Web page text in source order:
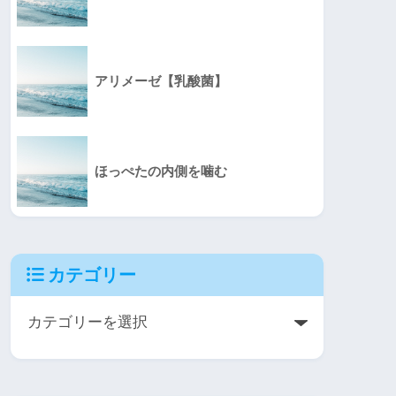
アリメーゼ【乳酸菌】
ほっぺたの内側を噛む
カテゴリー